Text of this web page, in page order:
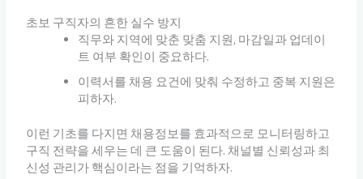
초보 구직자의 흔한 실수 방지
직무와 지역에 맞춘 맞춤 지원, 마감일과 업데이
트 여부 확인이 중요하다.
이력서를 채용 요건에 맞춰 수정하고 중복 지원은
피하자.
이런 기초를 다지면 채용정보를 효과적으로 모니터링하고
구직 전략을 세우는 데 큰 도움이 된다. 채널별 신뢰성과 최
신성 관리가 핵심이라는 점을 기억하자.